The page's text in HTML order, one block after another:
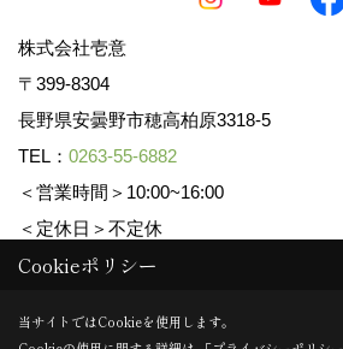
株式会社壱意
〒399-8304
長野県安曇野市穂高柏原3318-5
TEL： 0263-55-6882
＜営業時間＞10:00~16:00
＜定休日＞不定休
Copyright (c) ICHII Corp. All Rights Reserved.
Cookieポリシー
当サイトではCookieを使用します。